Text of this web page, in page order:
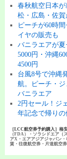
春秋航空日本
松・広島・佐
ピーチが60時
イヤの販売も
バニラエアが
5000円・沖縄
4500円
台風8号で沖縄
航。ピーチ・ジ
バニラエア
2円セール！ジ
年記念で帰りの
［LCC航空券予約購入］格
（FDA）・ソラシドエア
アX・エアアジアジャパン
賃・往復航空券・片道航空